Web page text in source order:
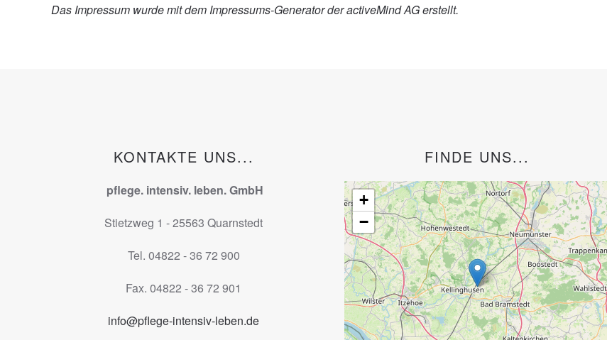
Das Impressum wurde mit dem Impressums-Generator der activeMind AGerstellt.
KONTAKTE UNS...
pflege. intensiv. leben. GmbH
Stietzweg 1 - 25563 Quarnstedt
Tel. 04822 - 36 72 900
Fax. 04822 - 36 72 901
info@pflege-intensiv-leben.de
FINDE UNS...
+
−